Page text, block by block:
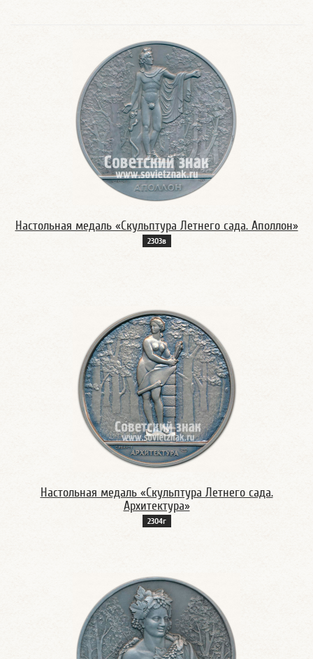
Настольная медаль «Скульптура Летнего сада. Аполлон»
2303в
Настольная медаль «Скульптура Летнего сада.
Архитектура»
2304г